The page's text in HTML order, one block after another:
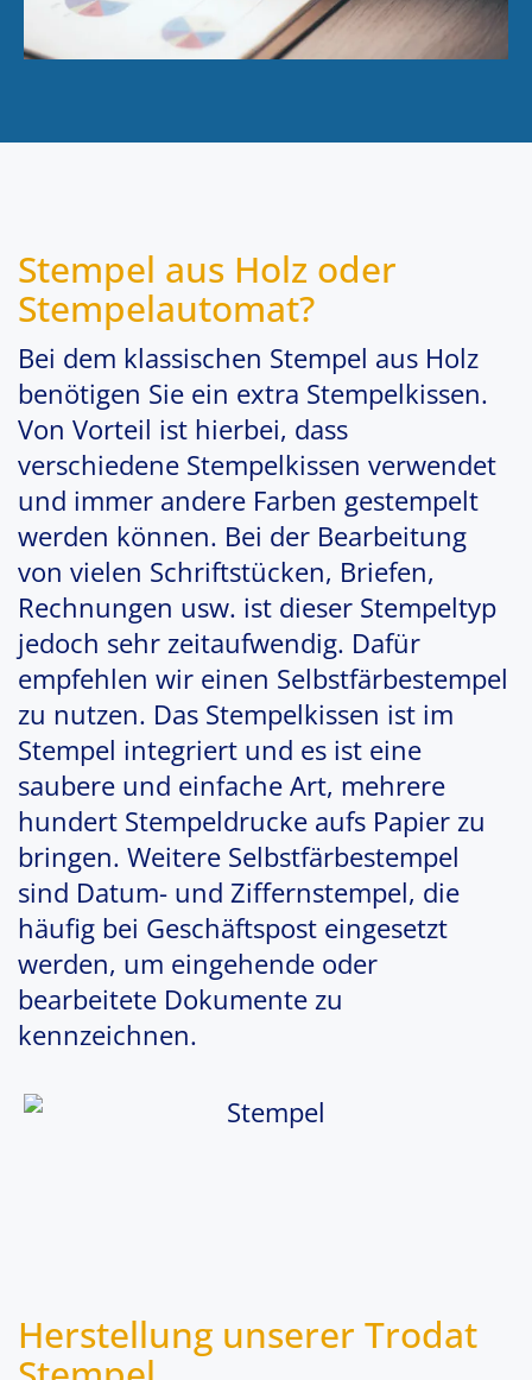
Stempel aus Holz oder
Stempelautomat?
Bei dem klassischen Stempel aus Holz
benötigen Sie ein extra Stempelkissen.
Von Vorteil ist hierbei, dass
verschiedene Stempelkissen verwendet
und immer andere Farben gestempelt
werden können. Bei der Bearbeitung
von vielen Schriftstücken, Briefen,
Rechnungen usw. ist dieser Stempeltyp
jedoch sehr zeitaufwendig. Dafür
empfehlen wir einen Selbstfärbestempel
zu nutzen. Das Stempelkissen ist im
Stempel integriert und es ist eine
saubere und einfache Art, mehrere
hundert Stempeldrucke aufs Papier zu
bringen. Weitere Selbstfärbestempel
sind Datum- und Ziffernstempel, die
häufig bei Geschäftspost eingesetzt
werden, um eingehende oder
bearbeitete Dokumente zu
kennzeichnen.
Herstellung unserer Trodat